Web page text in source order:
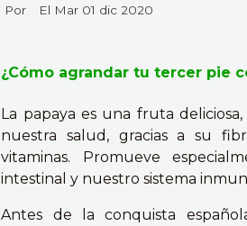
Por El Mar 01 dic 2020
¿Cómo agrandar tu tercer pie
La papaya es una fruta
nuestra salud, gracias a su
vitaminas. Promueve
intestinal y nuestro sistema
Antes de la conquista